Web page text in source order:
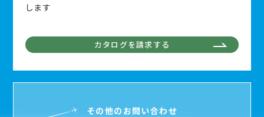
します
カタログを請求する
その他のお問い合わせ